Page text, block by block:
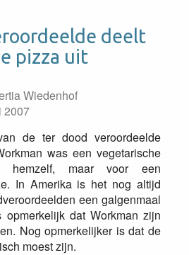
deelt
pizza uit
Wiedenhof
2007
de ter dood veroordeelde
was een vegetarische
hemzelf, maar voor een
In Amerika is het nog altijd
een galgenmaal
dat Workman zijn
Nog opmerkelijker is dat de
moest zijn.